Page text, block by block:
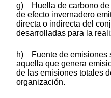
g) Huella de carbono de
de efecto invernadero
directa o indirecta del
desarrolladas para la
h) Fuente de emisiones
aquella que genera
de las emisiones totales
organización.